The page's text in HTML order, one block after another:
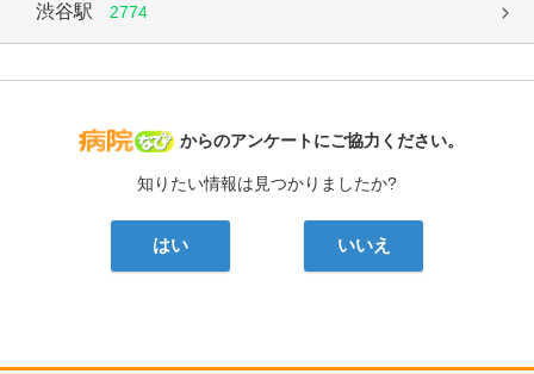
渋谷駅 2774
病院なび
からのアンケートにご協力ください。
知りたい情報は見つかりましたか?
はい いいえ